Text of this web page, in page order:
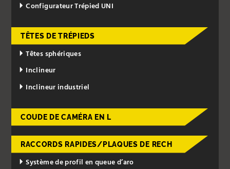
Configurateur Trépied UNI
TÊTES DE TRÉPIEDS
Têtes sphériques
Inclineur
Inclineur industriel
COUDE DE CAMÉRA EN L
RACCORDS RAPIDES/PLAQUES DE RECH
Système de profil en queue d’aro